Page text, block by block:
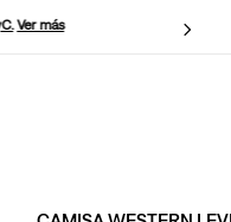
Ver más